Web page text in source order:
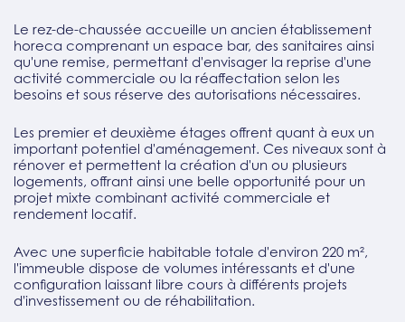
Le rez-de-chaussée accueille un ancien établissement
horeca comprenant un espace bar, des sanitaires ainsi
qu'une remise, permettant d'envisager la reprise d'une
activité commerciale ou la réaffectation selon les
besoins et sous réserve des autorisations nécessaires.
Les premier et deuxième étages offrent quant à eux un
important potentiel d'aménagement. Ces niveaux sont à
rénover et permettent la création d'un ou plusieurs
logements, offrant ainsi une belle opportunité pour un
projet mixte combinant activité commerciale et
rendement locatif.
Avec une superficie habitable totale d'environ 220 m²,
l'immeuble dispose de volumes intéressants et d'une
configuration laissant libre cours à différents projets
d'investissement ou de réhabilitation.